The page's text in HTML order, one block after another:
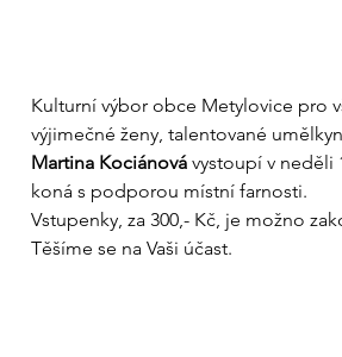
Kulturní výbor obce Metylovice pro
výjimečné ženy, talentované
Martina Kociánová vystoupí v neděli
koná s podporou místní farnosti.
Vstupenky, za 300,- Kč, je možno
Těšíme se na Vaši účast.